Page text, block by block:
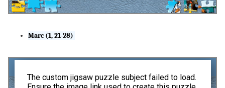
Marc (1, 21-28)